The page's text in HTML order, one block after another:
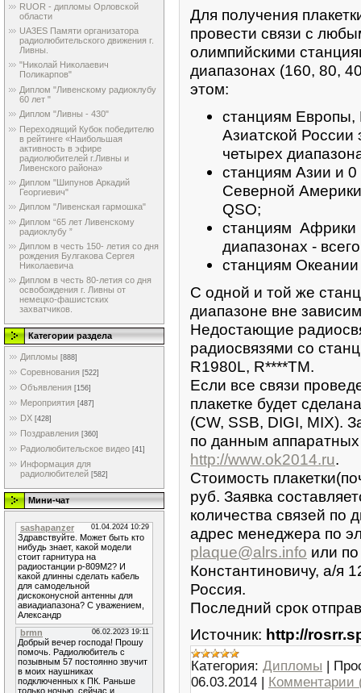
RUOR - дипломы Орловской
области
UA3ES Памяти организатора
радиолюбительского движения г.
Ливны.
"Николай Николаевич
Поликарпов"
Диплом "Ливенскому радиоклубу
60 лет "
Диплом "Ливны - 430"
Переходящий Кубок победителю
в рейтинге «Наибольшая
активность в эфире
радиолюбителей г.Ливны и
Ливенского района»
Диплом "Шипунов Аркадий
Георгиевич"
Диплом "Ливенская гармошка"
Диплом “65 лет Ливенскому
радиоклубу ”
Диплом в честь 150- летия со дня
рождения Булгакова Сергея
Николаевича
Диплом в честь 80-летия со дня
освобождения г. Ливны от
немецко-фашистских
захватчиков.
Категории раздела
Дипломы [888]
Соревнования [522]
Объявления [156]
Мероприятия [487]
DX [428]
Поздравления [360]
Радиолюбительское видео [41]
Информация для
радиолюбителей [582]
Мини-чат
Для получения
провести связи с
олимпийскими
диапазонах (160, 80,
этом:
станциям Европы,
Азиатской России
четырех
станциям Азии и
Северной
QSO;
станциям Африки
диапазонах -
станциям
С одной и той же
диапазоне вне
Недостающие
радиосвязями со
R1980L, R****TM.
Если все связи
плакетке будет
(CW, SSB, DIGI, MIX).
по данным
http://www.ok2014.ru.
Стоимость
руб. Заявка
количества связей по
адрес менеджера по
plaque@alrs.info или
Константиновичу, а/я
Россия.
Последний срок
Источник: http://
Категория: Дипломы
06.03.2014
Комментарии